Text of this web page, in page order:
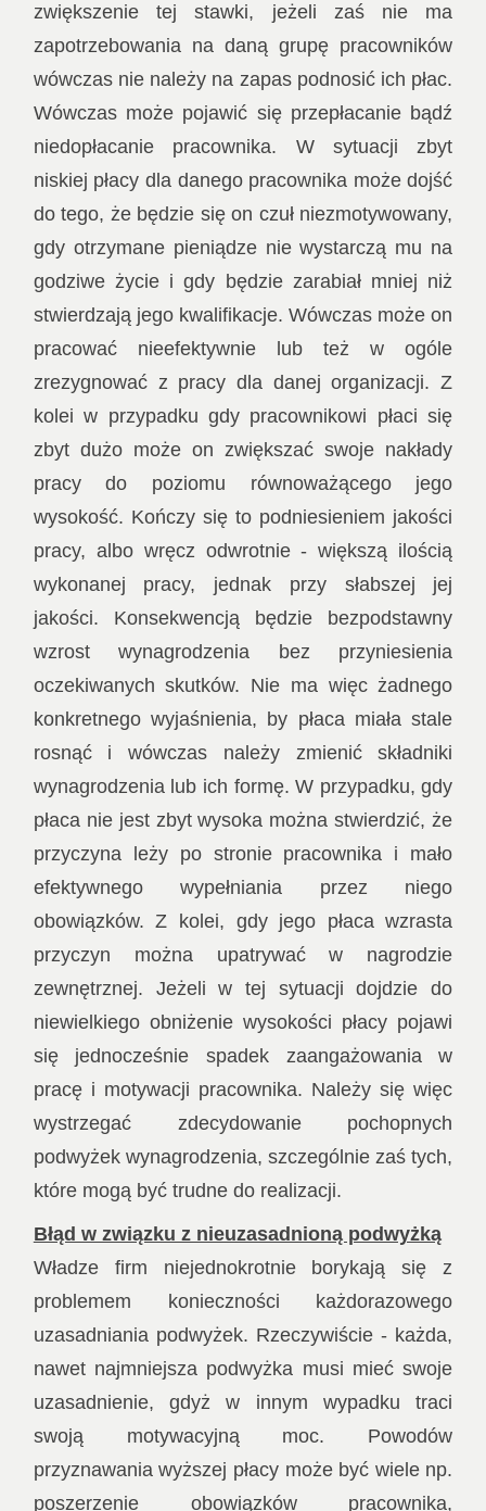
zwiększenie tej stawki, jeżeli zaś nie ma
zapotrzebowania na daną grupę pracowników
wówczas nie należy na zapas podnosić ich płac.
Wówczas może pojawić się przepłacanie bądź
niedopłacanie pracownika. W sytuacji zbyt
niskiej płacy dla danego pracownika może dojść
do tego, że będzie się on czuł niezmotywowany,
gdy otrzymane pieniądze nie wystarczą mu na
godziwe życie i gdy będzie zarabiał mniej niż
stwierdzają jego kwalifikacje. Wówczas może on
pracować nieefektywnie lub też w ogóle
zrezygnować z pracy dla danej organizacji. Z
kolei w przypadku gdy pracownikowi płaci się
zbyt dużo może on zwiększać swoje nakłady
pracy do poziomu równoważącego jego
wysokość. Kończy się to podniesieniem jakości
pracy, albo wręcz odwrotnie - większą ilością
wykonanej pracy, jednak przy słabszej jej
jakości. Konsekwencją będzie bezpodstawny
wzrost wynagrodzenia bez przyniesienia
oczekiwanych skutków. Nie ma więc żadnego
konkretnego wyjaśnienia, by płaca miała stale
rosnąć i wówczas należy zmienić składniki
wynagrodzenia lub ich formę. W przypadku, gdy
płaca nie jest zbyt wysoka można stwierdzić, że
przyczyna leży po stronie pracownika i mało
efektywnego wypełniania przez niego
obowiązków. Z kolei, gdy jego płaca wzrasta
przyczyn można upatrywać w nagrodzie
zewnętrznej. Jeżeli w tej sytuacji dojdzie do
niewielkiego obniżenie wysokości płacy pojawi
się jednocześnie spadek zaangażowania w
pracę i motywacji pracownika. Należy się więc
wystrzegać zdecydowanie pochopnych
podwyżek wynagrodzenia, szczególnie zaś tych,
które mogą być trudne do realizacji.
Błąd w związku z nieuzasadnioną podwyżką
Władze firm niejednokrotnie borykają się z
problemem konieczności każdorazowego
uzasadniania podwyżek. Rzeczywiście - każda,
nawet najmniejsza podwyżka musi mieć swoje
uzasadnienie, gdyż w innym wypadku traci
swoją motywacyjną moc. Powodów
przyznawania wyższej płacy może być wiele np.
poszerzenie obowiązków pracownika,